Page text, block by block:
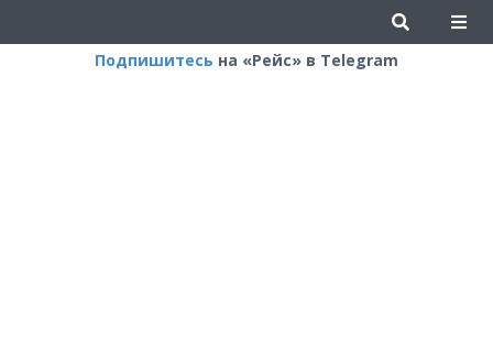
Подпишитесь на «Рейс» в Telegram